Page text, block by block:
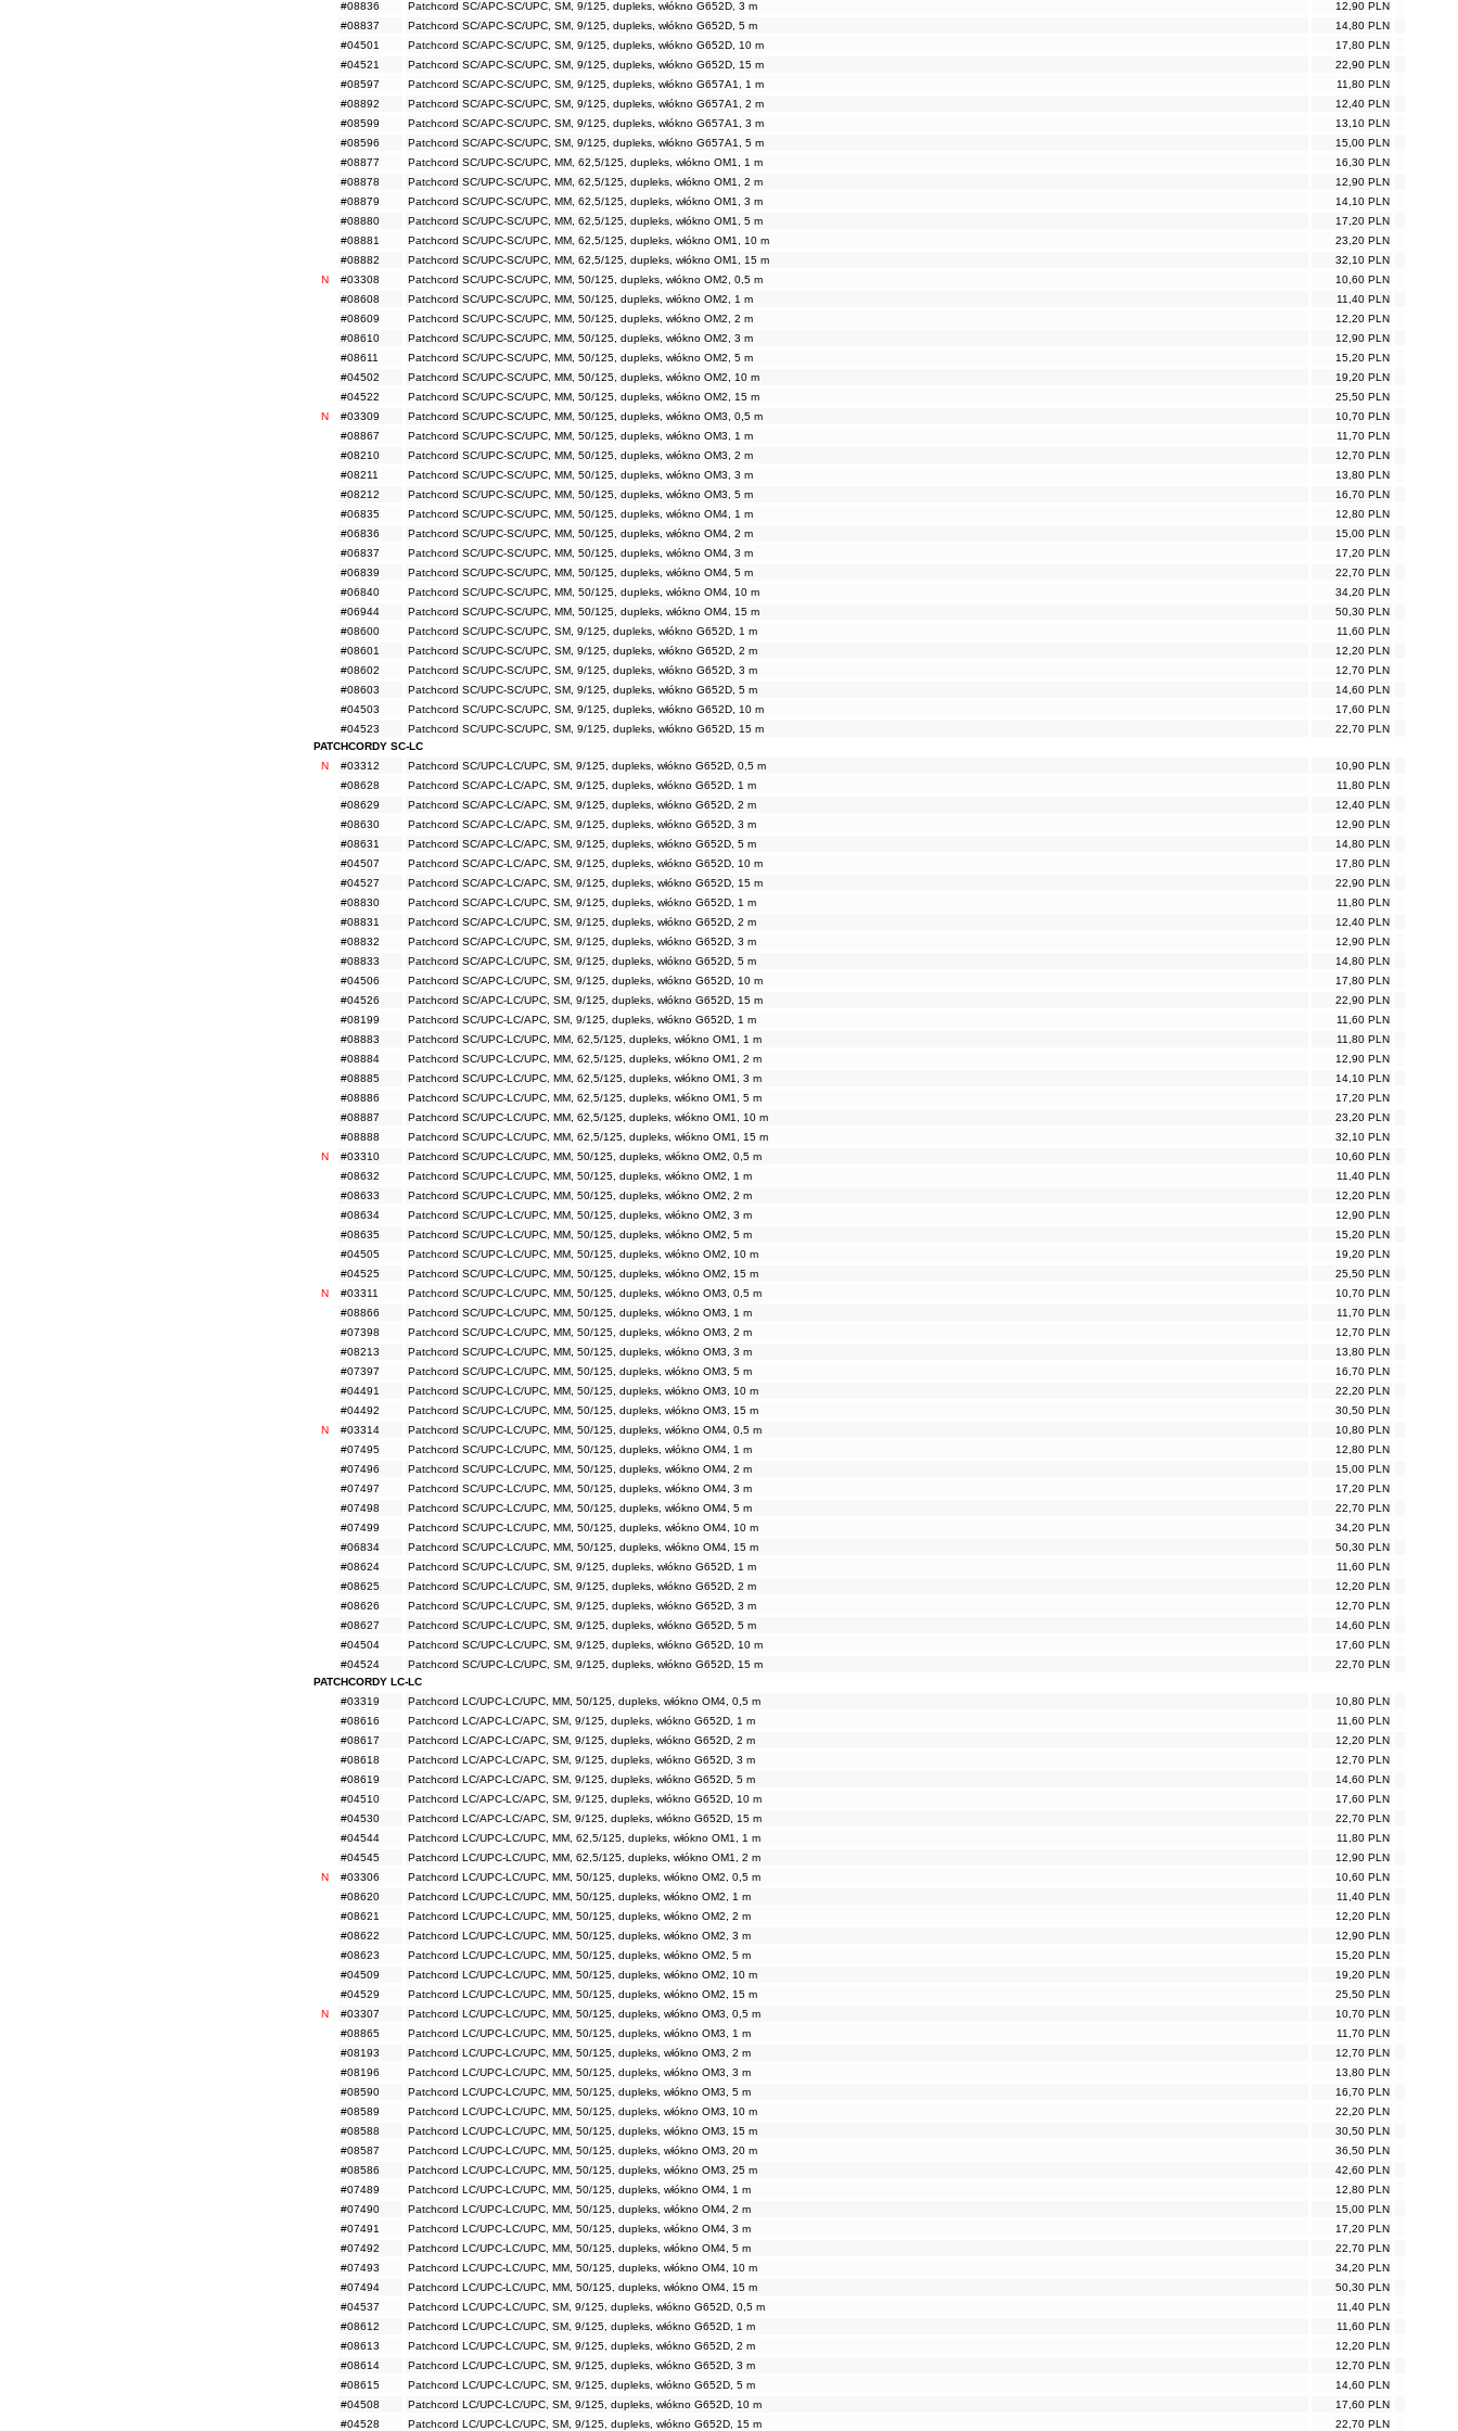
#08836
Patchcord SC/APC-SC/UPC, SM, 9/125, dupleks, włókno G652D, 3 m
12,90 PLN
#08837
Patchcord SC/APC-SC/UPC, SM, 9/125, dupleks, włókno G652D, 5 m
14,80 PLN
#04501
Patchcord SC/APC-SC/UPC, SM, 9/125, dupleks, włókno G652D, 10 m
17,80 PLN
#04521
Patchcord SC/APC-SC/UPC, SM, 9/125, dupleks, włókno G652D, 15 m
22,90 PLN
#08597
Patchcord SC/APC-SC/UPC, SM, 9/125, dupleks, włókno G657A1, 1 m
11,80 PLN
#08892
Patchcord SC/APC-SC/UPC, SM, 9/125, dupleks, włókno G657A1, 2 m
12,40 PLN
#08599
Patchcord SC/APC-SC/UPC, SM, 9/125, dupleks, włókno G657A1, 3 m
13,10 PLN
#08596
Patchcord SC/APC-SC/UPC, SM, 9/125, dupleks, włókno G657A1, 5 m
15,00 PLN
#08877
Patchcord SC/UPC-SC/UPC, MM, 62,5/125, dupleks, włókno OM1, 1 m
16,30 PLN
#08878
Patchcord SC/UPC-SC/UPC, MM, 62,5/125, dupleks, włókno OM1, 2 m
12,90 PLN
#08879
Patchcord SC/UPC-SC/UPC, MM, 62,5/125, dupleks, włókno OM1, 3 m
14,10 PLN
#08880
Patchcord SC/UPC-SC/UPC, MM, 62,5/125, dupleks, włókno OM1, 5 m
17,20 PLN
#08881
Patchcord SC/UPC-SC/UPC, MM, 62,5/125, dupleks, włókno OM1, 10 m
23,20 PLN
#08882
Patchcord SC/UPC-SC/UPC, MM, 62,5/125, dupleks, włókno OM1, 15 m
32,10 PLN
N
#03308 Patchcord SC/UPC-SC/UPC, MM, 50/125, dupleks, włókno OM2, 0,5 m
10,60 PLN
#08608
Patchcord SC/UPC-SC/UPC, MM, 50/125, dupleks, włókno OM2, 1 m
11,40 PLN
#08609
Patchcord SC/UPC-SC/UPC, MM, 50/125, dupleks, włókno OM2, 2 m
12,20 PLN
#08610
Patchcord SC/UPC-SC/UPC, MM, 50/125, dupleks, włókno OM2, 3 m
12,90 PLN
#08611
Patchcord SC/UPC-SC/UPC, MM, 50/125, dupleks, włókno OM2, 5 m
15,20 PLN
#04502
Patchcord SC/UPC-SC/UPC, MM, 50/125, dupleks, włókno OM2, 10 m
19,20 PLN
#04522
Patchcord SC/UPC-SC/UPC, MM, 50/125, dupleks, włókno OM2, 15 m
25,50 PLN
N
#03309 Patchcord SC/UPC-SC/UPC, MM, 50/125, dupleks, włókno OM3, 0,5 m
10,70 PLN
#08867
Patchcord SC/UPC-SC/UPC, MM, 50/125, dupleks, włókno OM3, 1 m
11,70 PLN
#08210
Patchcord SC/UPC-SC/UPC, MM, 50/125, dupleks, włókno OM3, 2 m
12,70 PLN
#08211
Patchcord SC/UPC-SC/UPC, MM, 50/125, dupleks, włókno OM3, 3 m
13,80 PLN
#08212
Patchcord SC/UPC-SC/UPC, MM, 50/125, dupleks, włókno OM3, 5 m
16,70 PLN
#06835
Patchcord SC/UPC-SC/UPC, MM, 50/125, dupleks, włókno OM4, 1 m
12,80 PLN
#06836
Patchcord SC/UPC-SC/UPC, MM, 50/125, dupleks, włókno OM4, 2 m
15,00 PLN
#06837
Patchcord SC/UPC-SC/UPC, MM, 50/125, dupleks, włókno OM4, 3 m
17,20 PLN
#06839
Patchcord SC/UPC-SC/UPC, MM, 50/125, dupleks, włókno OM4, 5 m
22,70 PLN
#06840
Patchcord SC/UPC-SC/UPC, MM, 50/125, dupleks, włókno OM4, 10 m
34,20 PLN
#06944
Patchcord SC/UPC-SC/UPC, MM, 50/125, dupleks, włókno OM4, 15 m
50,30 PLN
#08600
Patchcord SC/UPC-SC/UPC, SM, 9/125, dupleks, włókno G652D, 1 m
11,60 PLN
#08601
Patchcord SC/UPC-SC/UPC, SM, 9/125, dupleks, włókno G652D, 2 m
12,20 PLN
#08602
Patchcord SC/UPC-SC/UPC, SM, 9/125, dupleks, włókno G652D, 3 m
12,70 PLN
#08603
Patchcord SC/UPC-SC/UPC, SM, 9/125, dupleks, włókno G652D, 5 m
14,60 PLN
#04503
Patchcord SC/UPC-SC/UPC, SM, 9/125, dupleks, włókno G652D, 10 m
17,60 PLN
#04523
Patchcord SC/UPC-SC/UPC, SM, 9/125, dupleks, włókno G652D, 15 m
22,70 PLN
PATCHCORDY SC-LC
N
#03312 Patchcord SC/UPC-LC/UPC, SM, 9/125, dupleks, włókno G652D, 0,5 m
10,90 PLN
#08628
Patchcord SC/APC-LC/APC, SM, 9/125, dupleks, włókno G652D, 1 m
11,80 PLN
#08629
Patchcord SC/APC-LC/APC, SM, 9/125, dupleks, włókno G652D, 2 m
12,40 PLN
#08630
Patchcord SC/APC-LC/APC, SM, 9/125, dupleks, włókno G652D, 3 m
12,90 PLN
#08631
Patchcord SC/APC-LC/APC, SM, 9/125, dupleks, włókno G652D, 5 m
14,80 PLN
#04507
Patchcord SC/APC-LC/APC, SM, 9/125, dupleks, włókno G652D, 10 m
17,80 PLN
#04527
Patchcord SC/APC-LC/APC, SM, 9/125, dupleks, włókno G652D, 15 m
22,90 PLN
#08830
Patchcord SC/APC-LC/UPC, SM, 9/125, dupleks, włókno G652D, 1 m
11,80 PLN
#08831
Patchcord SC/APC-LC/UPC, SM, 9/125, dupleks, włókno G652D, 2 m
12,40 PLN
#08832
Patchcord SC/APC-LC/UPC, SM, 9/125, dupleks, włókno G652D, 3 m
12,90 PLN
#08833
Patchcord SC/APC-LC/UPC, SM, 9/125, dupleks, włókno G652D, 5 m
14,80 PLN
#04506
Patchcord SC/APC-LC/UPC, SM, 9/125, dupleks, włókno G652D, 10 m
17,80 PLN
#04526
Patchcord SC/APC-LC/UPC, SM, 9/125, dupleks, włókno G652D, 15 m
22,90 PLN
#08199
Patchcord SC/UPC-LC/APC, SM, 9/125, dupleks, włókno G652D, 1 m
11,60 PLN
#08883
Patchcord SC/UPC-LC/UPC, MM, 62,5/125, dupleks, włókno OM1, 1 m
11,80 PLN
#08884
Patchcord SC/UPC-LC/UPC, MM, 62,5/125, dupleks, włókno OM1, 2 m
12,90 PLN
#08885
Patchcord SC/UPC-LC/UPC, MM, 62,5/125, dupleks, włókno OM1, 3 m
14,10 PLN
#08886
Patchcord SC/UPC-LC/UPC, MM, 62,5/125, dupleks, włókno OM1, 5 m
17,20 PLN
#08887
Patchcord SC/UPC-LC/UPC, MM, 62,5/125, dupleks, włókno OM1, 10 m
23,20 PLN
#08888
Patchcord SC/UPC-LC/UPC, MM, 62,5/125, dupleks, włókno OM1, 15 m
32,10 PLN
N
#03310 Patchcord SC/UPC-LC/UPC, MM, 50/125, dupleks, włókno OM2, 0,5 m
10,60 PLN
#08632
Patchcord SC/UPC-LC/UPC, MM, 50/125, dupleks, włókno OM2, 1 m
11,40 PLN
#08633
Patchcord SC/UPC-LC/UPC, MM, 50/125, dupleks, włókno OM2, 2 m
12,20 PLN
#08634
Patchcord SC/UPC-LC/UPC, MM, 50/125, dupleks, włókno OM2, 3 m
12,90 PLN
#08635
Patchcord SC/UPC-LC/UPC, MM, 50/125, dupleks, włókno OM2, 5 m
15,20 PLN
#04505
Patchcord SC/UPC-LC/UPC, MM, 50/125, dupleks, włókno OM2, 10 m
19,20 PLN
#04525
Patchcord SC/UPC-LC/UPC, MM, 50/125, dupleks, włókno OM2, 15 m
25,50 PLN
N
#03311 Patchcord SC/UPC-LC/UPC, MM, 50/125, dupleks, włókno OM3, 0,5 m
10,70 PLN
#08866
Patchcord SC/UPC-LC/UPC, MM, 50/125, dupleks, włókno OM3, 1 m
11,70 PLN
#07398
Patchcord SC/UPC-LC/UPC, MM, 50/125, dupleks, włókno OM3, 2 m
12,70 PLN
#08213
Patchcord SC/UPC-LC/UPC, MM, 50/125, dupleks, włókno OM3, 3 m
13,80 PLN
#07397
Patchcord SC/UPC-LC/UPC, MM, 50/125, dupleks, włókno OM3, 5 m
16,70 PLN
#04491
Patchcord SC/UPC-LC/UPC, MM, 50/125, dupleks, włókno OM3, 10 m
22,20 PLN
#04492
Patchcord SC/UPC-LC/UPC, MM, 50/125, dupleks, włókno OM3, 15 m
30,50 PLN
N
#03314 Patchcord SC/UPC-LC/UPC, MM, 50/125, dupleks, włókno OM4, 0,5 m
10,80 PLN
#07495
Patchcord SC/UPC-LC/UPC, MM, 50/125, dupleks, włókno OM4, 1 m
12,80 PLN
#07496
Patchcord SC/UPC-LC/UPC, MM, 50/125, dupleks, włókno OM4, 2 m
15,00 PLN
#07497
Patchcord SC/UPC-LC/UPC, MM, 50/125, dupleks, włókno OM4, 3 m
17,20 PLN
#07498
Patchcord SC/UPC-LC/UPC, MM, 50/125, dupleks, włókno OM4, 5 m
22,70 PLN
#07499
Patchcord SC/UPC-LC/UPC, MM, 50/125, dupleks, włókno OM4, 10 m
34,20 PLN
#06834
Patchcord SC/UPC-LC/UPC, MM, 50/125, dupleks, włókno OM4, 15 m
50,30 PLN
#08624
Patchcord SC/UPC-LC/UPC, SM, 9/125, dupleks, włókno G652D, 1 m
11,60 PLN
#08625
Patchcord SC/UPC-LC/UPC, SM, 9/125, dupleks, włókno G652D, 2 m
12,20 PLN
#08626
Patchcord SC/UPC-LC/UPC, SM, 9/125, dupleks, włókno G652D, 3 m
12,70 PLN
#08627
Patchcord SC/UPC-LC/UPC, SM, 9/125, dupleks, włókno G652D, 5 m
14,60 PLN
#04504
Patchcord SC/UPC-LC/UPC, SM, 9/125, dupleks, włókno G652D, 10 m
17,60 PLN
#04524
Patchcord SC/UPC-LC/UPC, SM, 9/125, dupleks, włókno G652D, 15 m
22,70 PLN
PATCHCORDY LC-LC
#03319
Patchcord LC/UPC-LC/UPC, MM, 50/125, dupleks, włókno OM4, 0,5 m
10,80 PLN
#08616
Patchcord LC/APC-LC/APC, SM, 9/125, dupleks, włókno G652D, 1 m
11,60 PLN
#08617
Patchcord LC/APC-LC/APC, SM, 9/125, dupleks, włókno G652D, 2 m
12,20 PLN
#08618
Patchcord LC/APC-LC/APC, SM, 9/125, dupleks, włókno G652D, 3 m
12,70 PLN
#08619
Patchcord LC/APC-LC/APC, SM, 9/125, dupleks, włókno G652D, 5 m
14,60 PLN
#04510
Patchcord LC/APC-LC/APC, SM, 9/125, dupleks, włókno G652D, 10 m
17,60 PLN
#04530
Patchcord LC/APC-LC/APC, SM, 9/125, dupleks, włókno G652D, 15 m
22,70 PLN
#04544
Patchcord LC/UPC-LC/UPC, MM, 62,5/125, dupleks, włókno OM1, 1 m
11,80 PLN
#04545
Patchcord LC/UPC-LC/UPC, MM, 62,5/125, dupleks, włókno OM1, 2 m
12,90 PLN
N
#03306 Patchcord LC/UPC-LC/UPC, MM, 50/125, dupleks, włókno OM2, 0,5 m
10,60 PLN
#08620
Patchcord LC/UPC-LC/UPC, MM, 50/125, dupleks, włókno OM2, 1 m
11,40 PLN
#08621
Patchcord LC/UPC-LC/UPC, MM, 50/125, dupleks, włókno OM2, 2 m
12,20 PLN
#08622
Patchcord LC/UPC-LC/UPC, MM, 50/125, dupleks, włókno OM2, 3 m
12,90 PLN
#08623
Patchcord LC/UPC-LC/UPC, MM, 50/125, dupleks, włókno OM2, 5 m
15,20 PLN
#04509
Patchcord LC/UPC-LC/UPC, MM, 50/125, dupleks, włókno OM2, 10 m
19,20 PLN
#04529
Patchcord LC/UPC-LC/UPC, MM, 50/125, dupleks, włókno OM2, 15 m
25,50 PLN
N
#03307 Patchcord LC/UPC-LC/UPC, MM, 50/125, dupleks, włókno OM3, 0,5 m
10,70 PLN
#08865
Patchcord LC/UPC-LC/UPC, MM, 50/125, dupleks, włókno OM3, 1 m
11,70 PLN
#08193
Patchcord LC/UPC-LC/UPC, MM, 50/125, dupleks, włókno OM3, 2 m
12,70 PLN
#08196
Patchcord LC/UPC-LC/UPC, MM, 50/125, dupleks, włókno OM3, 3 m
13,80 PLN
#08590
Patchcord LC/UPC-LC/UPC, MM, 50/125, dupleks, włókno OM3, 5 m
16,70 PLN
#08589
Patchcord LC/UPC-LC/UPC, MM, 50/125, dupleks, włókno OM3, 10 m
22,20 PLN
#08588
Patchcord LC/UPC-LC/UPC, MM, 50/125, dupleks, włókno OM3, 15 m
30,50 PLN
#08587
Patchcord LC/UPC-LC/UPC, MM, 50/125, dupleks, włókno OM3, 20 m
36,50 PLN
#08586
Patchcord LC/UPC-LC/UPC, MM, 50/125, dupleks, włókno OM3, 25 m
42,60 PLN
#07489
Patchcord LC/UPC-LC/UPC, MM, 50/125, dupleks, włókno OM4, 1 m
12,80 PLN
#07490
Patchcord LC/UPC-LC/UPC, MM, 50/125, dupleks, włókno OM4, 2 m
15,00 PLN
#07491
Patchcord LC/UPC-LC/UPC, MM, 50/125, dupleks, włókno OM4, 3 m
17,20 PLN
#07492
Patchcord LC/UPC-LC/UPC, MM, 50/125, dupleks, włókno OM4, 5 m
22,70 PLN
#07493
Patchcord LC/UPC-LC/UPC, MM, 50/125, dupleks, włókno OM4, 10 m
34,20 PLN
#07494
Patchcord LC/UPC-LC/UPC, MM, 50/125, dupleks, włókno OM4, 15 m
50,30 PLN
#04537
Patchcord LC/UPC-LC/UPC, SM, 9/125, dupleks, włókno G652D, 0,5 m
11,40 PLN
#08612
Patchcord LC/UPC-LC/UPC, SM, 9/125, dupleks, włókno G652D, 1 m
11,60 PLN
#08613
Patchcord LC/UPC-LC/UPC, SM, 9/125, dupleks, włókno G652D, 2 m
12,20 PLN
#08614
Patchcord LC/UPC-LC/UPC, SM, 9/125, dupleks, włókno G652D, 3 m
12,70 PLN
#08615
Patchcord LC/UPC-LC/UPC, SM, 9/125, dupleks, włókno G652D, 5 m
14,60 PLN
#04508
Patchcord LC/UPC-LC/UPC, SM, 9/125, dupleks, włókno G652D, 10 m
17,60 PLN
#04528
Patchcord LC/UPC-LC/UPC, SM, 9/125, dupleks, włókno G652D, 15 m 22,70 PLN